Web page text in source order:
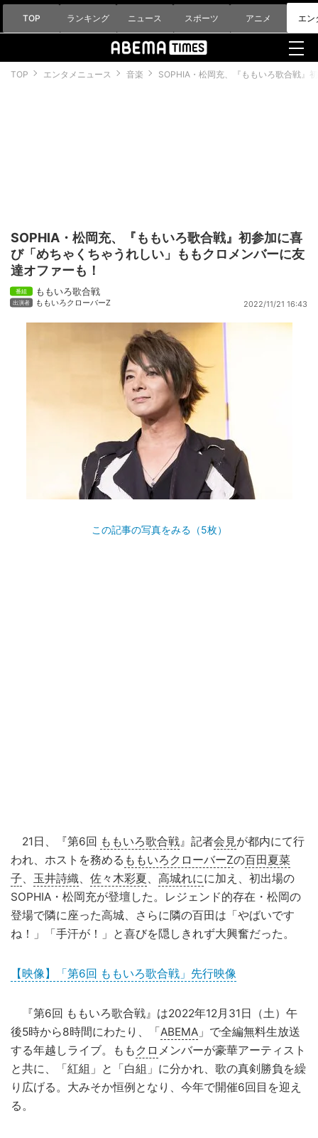
TOP ランキング ニュース スポーツ アニメ エン
TOP エンタメニュース 音楽 SOPHIA・松岡充、『ももいろ歌合戦』
SOPHIA・松岡充、『ももいろ歌合戦』初参加に喜
び「めちゃくちゃうれしい」ももクロメンバーに友
達オファーも！
ももいろ歌合戦
ももいろクローバーZ 2022/11/21 16:43
この記事の写真をみる（5枚）
21日、『第6回 ももいろ歌合戦』記者会見が都内にて行
われ、ホストを務める ももいろクローバーZの百田夏菜
子、 玉井詩織、 佐々木彩夏、 高城れにに加え、初出場の
SOPHIA・松岡充が登壇した。レジェンド的存在・松岡の
登場で隣に座った高城、さらに隣の百田は「やばいです
ね！」「手汗が！」と喜びを隠しきれず大興奮だった。
【映像】「第6回 ももいろ歌合戦」先行映像
『第6回 ももいろ歌合戦』は2022年12月31日（土）午
後5時から8時間にわたり、「ABEMA 」で全編無料生放送
する年越しライブ。もも クロ メンバーが豪華アーティスト
と共に、「紅組」と「白組」に分かれ、歌の真剣勝負を繰
り広げる。大みそか恒例となり、今年で開催6回目を迎え
る。